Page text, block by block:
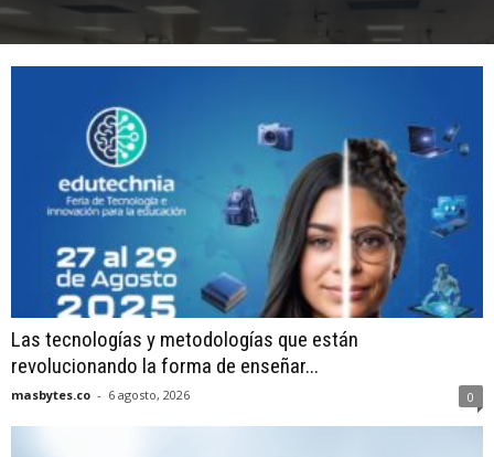
Las tecnologías y metodologías que están
revolucionando la forma de enseñar...
masbytes.co - 6 agosto, 2026 0